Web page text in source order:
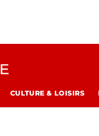
CULTURE & LOISIRS